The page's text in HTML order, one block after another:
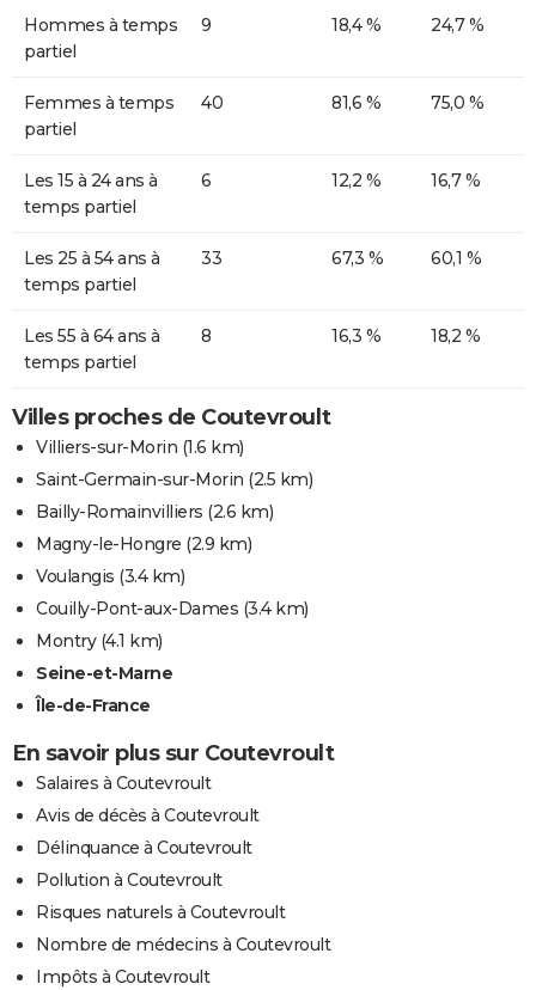
Hommes à temps
partiel
9 18,4 % 24,7 %
Femmes à temps
partiel
40 81,6 % 75,0 %
Les 15 à 24 ans à
temps partiel
6 12,2 % 16,7 %
Les 25 à 54 ans à
temps partiel
33 67,3 % 60,1 %
Les 55 à 64 ans à
temps partiel
8 16,3 % 18,2 %
Villes proches de Coutevroult
Villiers-sur-Morin (1.6 km)
Saint-Germain-sur-Morin (2.5 km)
Bailly-Romainvilliers (2.6 km)
Magny-le-Hongre (2.9 km)
Voulangis (3.4 km)
Couilly-Pont-aux-Dames (3.4 km)
Montry(4.1 km)
Seine-et-Marne
Île-de-France
En savoir plus sur Coutevroult
Salaires à Coutevroult
Avis de décès à Coutevroult
Délinquance à Coutevroult
Pollution à Coutevroult
Risques naturels à Coutevroult
Nombre de médecins à Coutevroult
Impôts à Coutevroult